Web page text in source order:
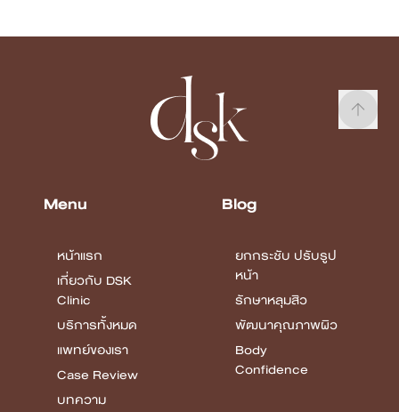
Menu
หน้าแรก
เกี่ยวกับ DSK
Clinic
บริการทั้งหมด
แพทย์ของเรา
Case Review
บทความ
Blog
ยกกระชับ ปรับรูป
หน้า
รักษาหลุมสิว
พัฒนาคุณภาพผิว
Body
Confidence